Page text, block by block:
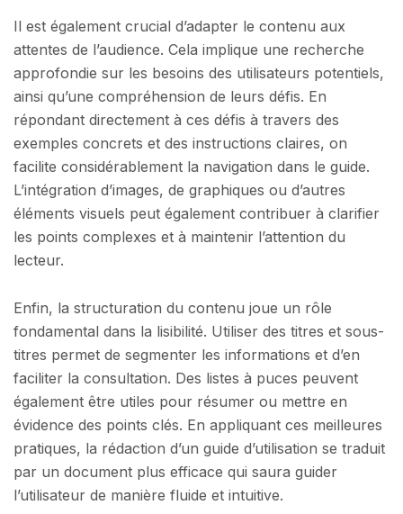
Il est également crucial d’adapter le contenu aux
attentes de l’audience. Cela implique une recherche
approfondie sur les besoins des utilisateurs potentiels,
ainsi qu’une compréhension de leurs défis. En
répondant directement à ces défis à travers des
exemples concrets et des instructions claires, on
facilite considérablement la navigation dans le guide.
L’intégration d’images, de graphiques ou d’autres
éléments visuels peut également contribuer à clarifier
les points complexes et à maintenir l’attention du
lecteur.
Enfin, la structuration du contenu joue un rôle
fondamental dans la lisibilité. Utiliser des titres et sous-
titres permet de segmenter les informations et d’en
faciliter la consultation. Des listes à puces peuvent
également être utiles pour résumer ou mettre en
évidence des points clés. En appliquant ces meilleures
pratiques, la rédaction d’un guide d’utilisation se traduit
par un document plus efficace qui saura guider
l’utilisateur de manière fluide et intuitive.